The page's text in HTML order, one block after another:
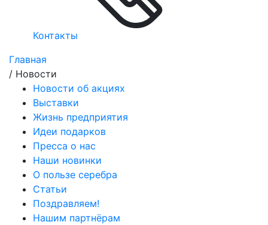
Контакты
Главная
/ Новости
Новости об акциях
Выставки
Жизнь предприятия
Идеи подарков
Пресса о нас
Наши новинки
О пользе серебра
Статьи
Поздравляем!
Нашим партнёрам